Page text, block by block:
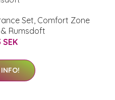
Set, Comfort Zone
Rumsdoft
SEK